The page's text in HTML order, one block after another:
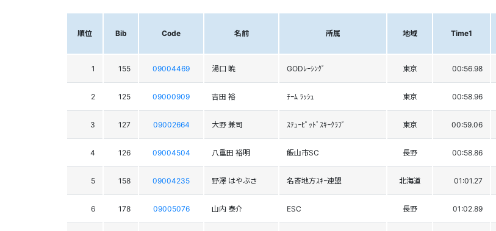
順位 Bib Code 名前 所属 地域 Time1
1 155 09004469 湯口 暁 GODﾚｰｼﾝｸﾞ 東京 00:56.98
2 125 09000909 吉田 裕 ﾁｰﾑ ﾗｯｼｭ 東京 00:58.96
3 127 09002664 大野 兼司 ｽﾃｭｰﾋﾟｯﾄﾞｽｷｰｸﾗﾌﾞ 東京 00:59.06
4 126 09004504 八重田 裕明 飯山市SC 長野 00:58.86
5 158 09004235 野澤 はやぶさ 名寄地方ｽｷｰ連盟 北海道 01:01.27
6 178 09005076 山内 泰介 ESC 長野 01:02.89